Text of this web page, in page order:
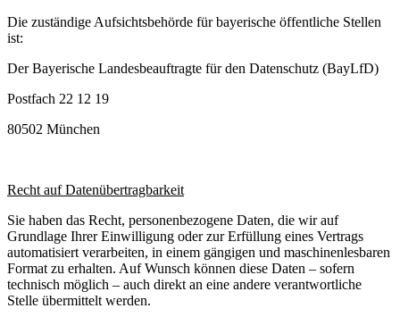
Die zuständige Aufsichtsbehörde für bayerische öffentliche Stellen
ist:
Der Bayerische Landesbeauftragte für den Datenschutz (BayLfD)
Postfach 22 12 19
80502 München
Recht auf Datenübertragbarkeit
Sie haben das Recht, personenbezogene Daten, die wir auf
Grundlage Ihrer Einwilligung oder zur Erfüllung eines Vertrags
automatisiert verarbeiten, in einem gängigen und maschinenlesbaren
Format zu erhalten. Auf Wunsch können diese Daten – sofern
technisch möglich – auch direkt an eine andere verantwortliche
Stelle übermittelt werden.